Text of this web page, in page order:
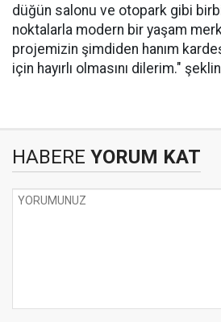
düğün salonu ve otopark gibi
noktalarla modern bir yaşam
projemizin şimdiden hanım
için hayırlı olmasını dilerim."
HABERE YORUM KAT